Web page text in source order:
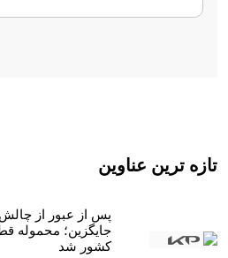
تازه ترین عناوین
پس از عبور از
جایگزین؛ محموله
کشور شد